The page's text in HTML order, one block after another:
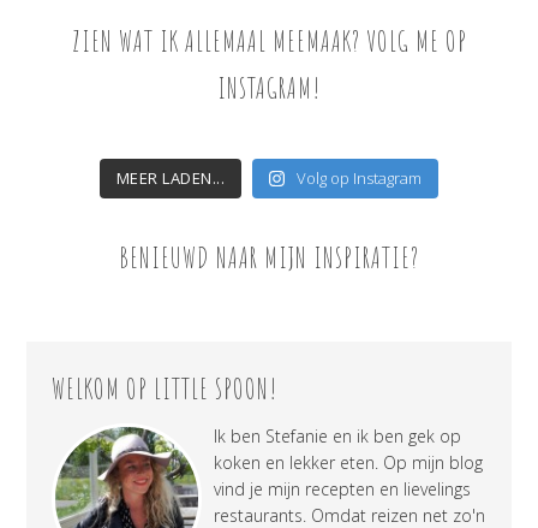
ZIEN WAT IK ALLEMAAL MEEMAAK? VOLG ME OP
INSTAGRAM!
MEER LADEN... Volg op Instagram
BENIEUWD NAAR MIJN INSPIRATIE?
WELKOM OP LITTLE SPOON!
Ik ben Stefanie en ik ben gek op
koken en lekker eten. Op mijn blog
vind je mijn recepten en lievelings
restaurants. Omdat reizen net zo'n